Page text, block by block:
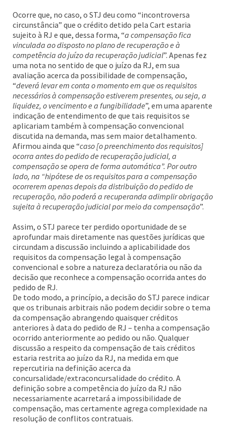
Ocorre que, no caso, o STJ deu como “incontroversa
circunstância” que o crédito detido pela Cart estaria
sujeito à RJ e que, dessa forma, “a compensação fica
vinculada ao disposto no plano de recuperação e à
competência do juízo da recuperação judicial”. Apenas fez
uma nota no sentido de que o juízo da RJ, em sua
avaliação acerca da possibilidade de compensação,
“deverá levar em conta o momento em que os requisitos
necessários à compensação estiverem presentes, ou seja, a
liquidez, o vencimento e a fungibilidade”, em uma aparente
indicação de entendimento de que tais requisitos se
aplicariam também à compensação convencional
discutida na demanda, mas sem maior detalhamento.
Afirmou ainda que “caso [o preenchimento dos requisitos]
ocorra antes do pedido de recuperação judicial, a
compensação se opera de forma automática”. Por outro
lado, na “hipótese de os requisitos para a compensação
ocorrerem apenas depois da distribuição do pedido de
recuperação, não poderá a recuperanda adimplir obrigação
sujeita à recuperação judicial por meio da compensação”.
Assim, o STJ parece ter perdido oportunidade de se
aprofundar mais diretamente nas questões jurídicas que
circundam a discussão incluindo a aplicabilidade dos
requisitos da compensação legal à compensação
convencional e sobre a natureza declaratória ou não da
decisão que reconhece a compensação ocorrida antes do
pedido de RJ.
De todo modo, a princípio, a decisão do STJ parece indicar
que os tribunais arbitrais não podem decidir sobre o tema
da compensação abrangendo quaisquer créditos
anteriores à data do pedido de RJ – tenha a compensação
ocorrido anteriormente ao pedido ou não. Qualquer
discussão a respeito da compensação de tais créditos
estaria restrita ao juízo da RJ, na medida em que
repercutiria na definição acerca da
concursalidade/extraconcursalidade do crédito. A
definição sobre a competência do juízo da RJ não
necessariamente acarretará a impossibilidade de
compensação, mas certamente agrega complexidade na
resolução de conflitos contratuais.